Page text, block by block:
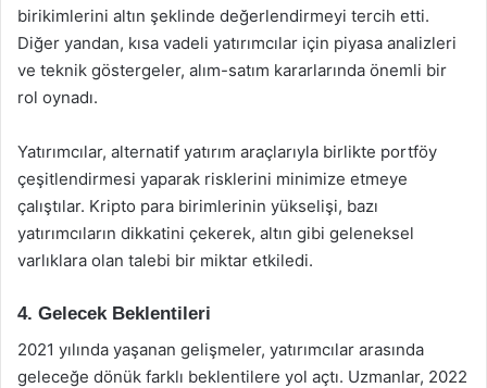
birikimlerini altın şeklinde değerlendirmeyi tercih etti.
Diğer yandan, kısa vadeli yatırımcılar için piyasa analizleri
ve teknik göstergeler, alım-satım kararlarında önemli bir
rol oynadı.
Yatırımcılar, alternatif yatırım araçlarıyla birlikte portföy
çeşitlendirmesi yaparak risklerini minimize etmeye
çalıştılar. Kripto para birimlerinin yükselişi, bazı
yatırımcıların dikkatini çekerek, altın gibi geleneksel
varlıklara olan talebi bir miktar etkiledi.
4. Gelecek Beklentileri
2021 yılında yaşanan gelişmeler, yatırımcılar arasında
geleceğe dönük farklı beklentilere yol açtı. Uzmanlar, 2022